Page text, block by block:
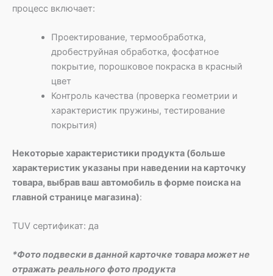
процесс включает:
Проектирование, термообработка,
дробеструйная обработка, фосфатное
покрытие, порошковое покраска в красный
цвет
Контроль качества (проверка геометрии и
характеристик пружины, тестирование
покрытия)
Некоторые характеристики продукта (больше
характеристик указаны при наведении на карточку
товара, выбрав ваш автомобиль в форме поиска на
главной странице магазина):
TUV сертификат: да
*Фото подвески в данной карточке товара может не
отражать реального фото продукта